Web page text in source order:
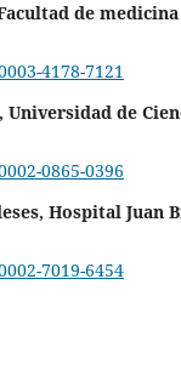
de medicina
4178-7121
de
0865-0396
Hospital Juan
7019-6454